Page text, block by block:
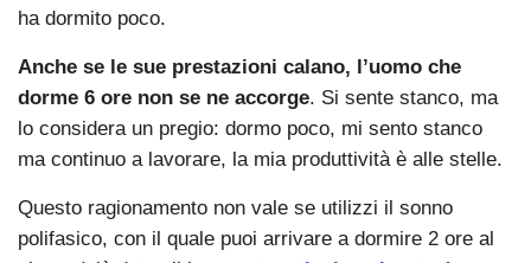
ha dormito poco.
Anche se le sue prestazioni calano, l’uomo che
dorme 6 ore non se ne accorge. Si sente stanco, ma
lo considera un pregio: dormo poco, mi sento stanco
ma continuo a lavorare, la mia produttività è alle stelle.
Questo ragionamento non vale se utilizzi il sonno
polifasico, con il quale puoi arrivare a dormire 2 ore al